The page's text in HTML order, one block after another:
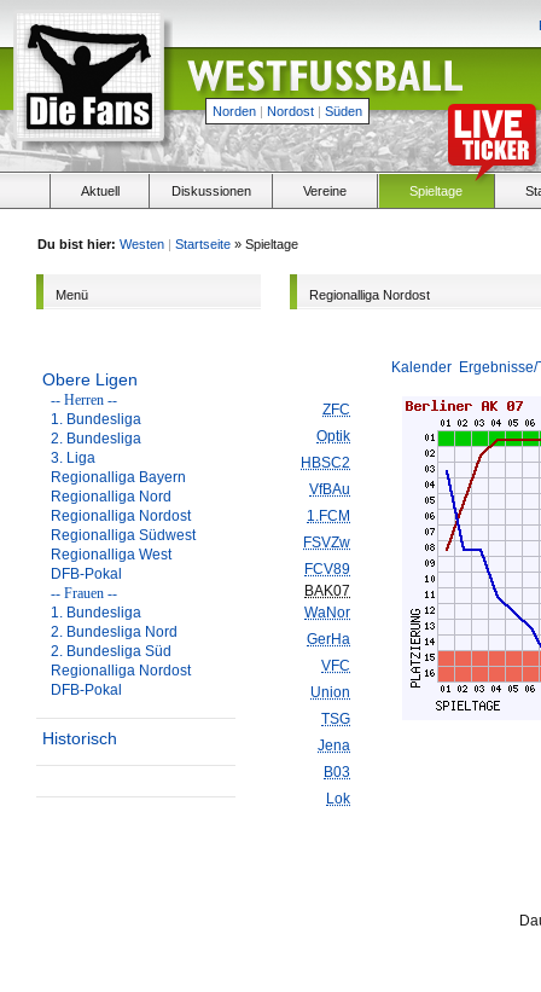
Norden | Nordost | Süden
Aktuell Diskussionen Vereine Spieltage
Du bist hier: Westen | Startseite » Spieltage
Menü
Obere Ligen
-- Herren --
1. Bundesliga
2. Bundesliga
3. Liga
Regionalliga Bayern
Regionalliga Nord
Regionalliga Nordost
Regionalliga Südwest
Regionalliga West
DFB-Pokal
-- Frauen --
1. Bundesliga
2. Bundesliga Nord
2. Bundesliga Süd
Regionalliga Nordost
DFB-Pokal
Historisch
Regionalliga Nordost
Kalender
ZFC
Optik
HBSC2
VfBAu
1.FCM
FSVZw
FCV89
BAK07
WaNor
GerHa
VFC
Union
TSG
Jena
B03
Lok